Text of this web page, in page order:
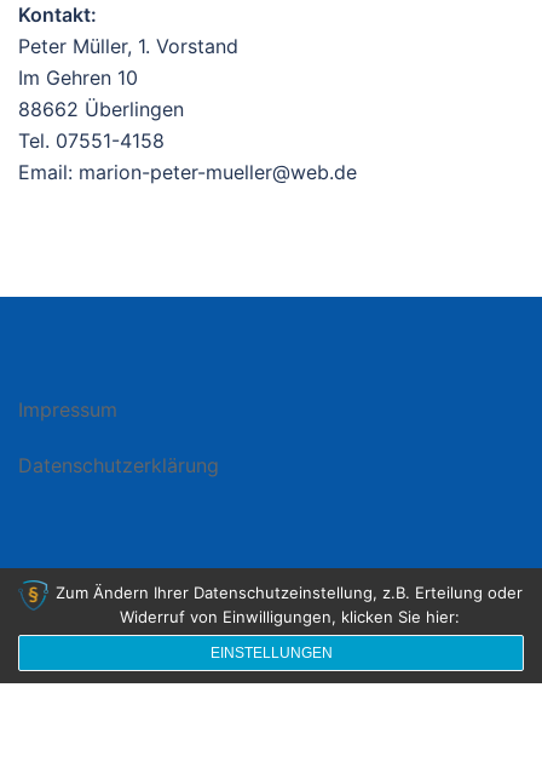
Kontakt:
Peter Müller, 1. Vorstand
Im Gehren 10
88662 Überlingen
Tel. 07551-4158
Email: marion-peter-mueller@web.de
Impressum
Datenschutzerklärung
© 2026 Deisendorf. Stolz präsentiert vonSydney
Zum Ändern Ihrer Datenschutzeinstellung, z.B. Erteilung oder
Widerruf von Einwilligungen, klicken Sie hier:
EINSTELLUNGEN